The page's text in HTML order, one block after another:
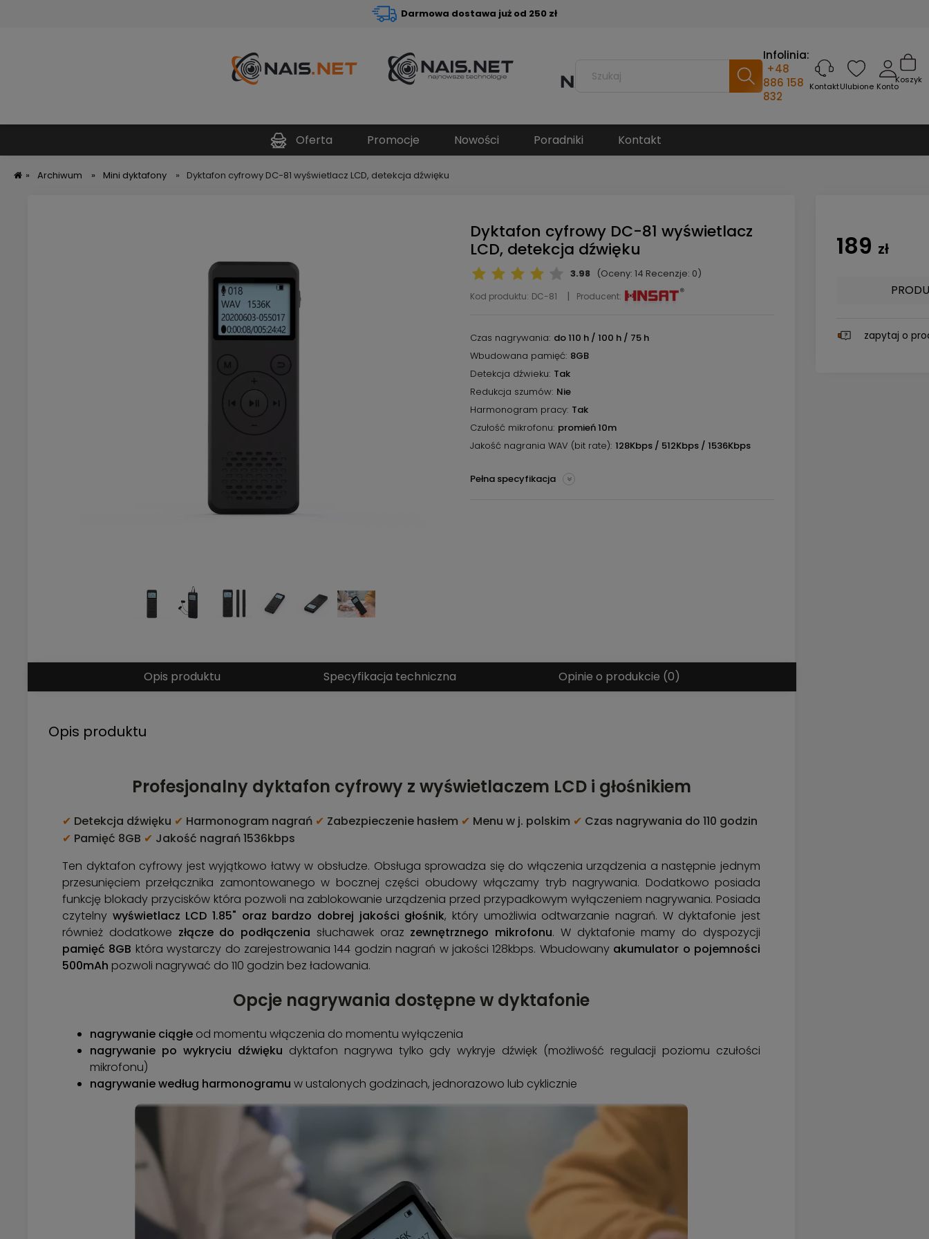
Darmowa dostawa już od 250 zł
Infolinia:
+48
886 158
832
Koszyk
Konto
Ulubione
Kontakt
Oferta Promocje Nowości Poradniki Kontakt
» Archiwum » Mini dyktafony » Dyktafon cyfrowy DC-81 wyświetlacz LCD, detekcja dźwięku
Dyktafon cyfrowy DC-81 wyświetlacz
LCD, detekcja dźwięku
3.98 (Oceny: 14 Recenzje: 0)
Kod produktu: DC-81 Producent:
Czas nagrywania do 110 h / 100 h / 75 h
Wbudowana pamięć 8GB
Detekcja dźwieku Tak
Redukcja szumów Nie
Harmonogram pracy Tak
Czułość mikrofonu promień 10m
Jakość nagrania WAV (bit rate) 128Kbps / 512Kbps / 1536Kbps
Pełna specyfikacja
Opis produktu Specyfikacja techniczna Opinie o produkcie (0)
Opis produktu
Profesjonalny dyktafon cyfrowy z wyświetlaczem LCD i głośnikiem
✔ Detekcja dźwięku ✔ Harmonogram nagrań ✔ Zabezpieczenie hasłem ✔ Menu w j. polskim ✔ Czas nagrywania do 110 godzin
✔ Pamięć 8GB ✔ Jakość nagrań 1536kbps
Ten dyktafon cyfrowy jest wyjątkowo łatwy w obsłudze. Obsługa sprowadza się do włączenia urządzenia a następnie jednym
przesunięciem przełącznika zamontowanego w bocznej części obudowy włączamy tryb nagrywania. Dodatkowo posiada
funkcję blokady przycisków która pozwoli na zablokowanie urządzenia przed przypadkowym wyłączeniem nagrywania. Posiada
czytelny wyświetlacz LCD 1.85" oraz bardzo dobrej jakości głośnik, który umożliwia odtwarzanie nagrań. W dyktafonie jest
również dodatkowe złącze do podłączenia słuchawek oraz zewnętrznego mikrofonu. W dyktafonie mamy do dyspozycji
pamięć 8GB która wystarczy do zarejestrowania 144 godzin nagrań w jakości 128kbps. Wbudowany akumulator o pojemności
500mAh pozwoli nagrywać do 110 godzin bez ładowania.
Opcje nagrywania dostępne w dyktafonie
nagrywanie ciągłe od momentu włączenia do momentu wyłączenia
nagrywanie po wykryciu dźwięku dyktafon nagrywa tylko gdy wykryje dźwięk (możliwość regulacji poziomu czułości
mikrofonu)
nagrywanie według harmonogramu w ustalonych godzinach, jednorazowo lub cyklicznie
189 zł
zapytaj o